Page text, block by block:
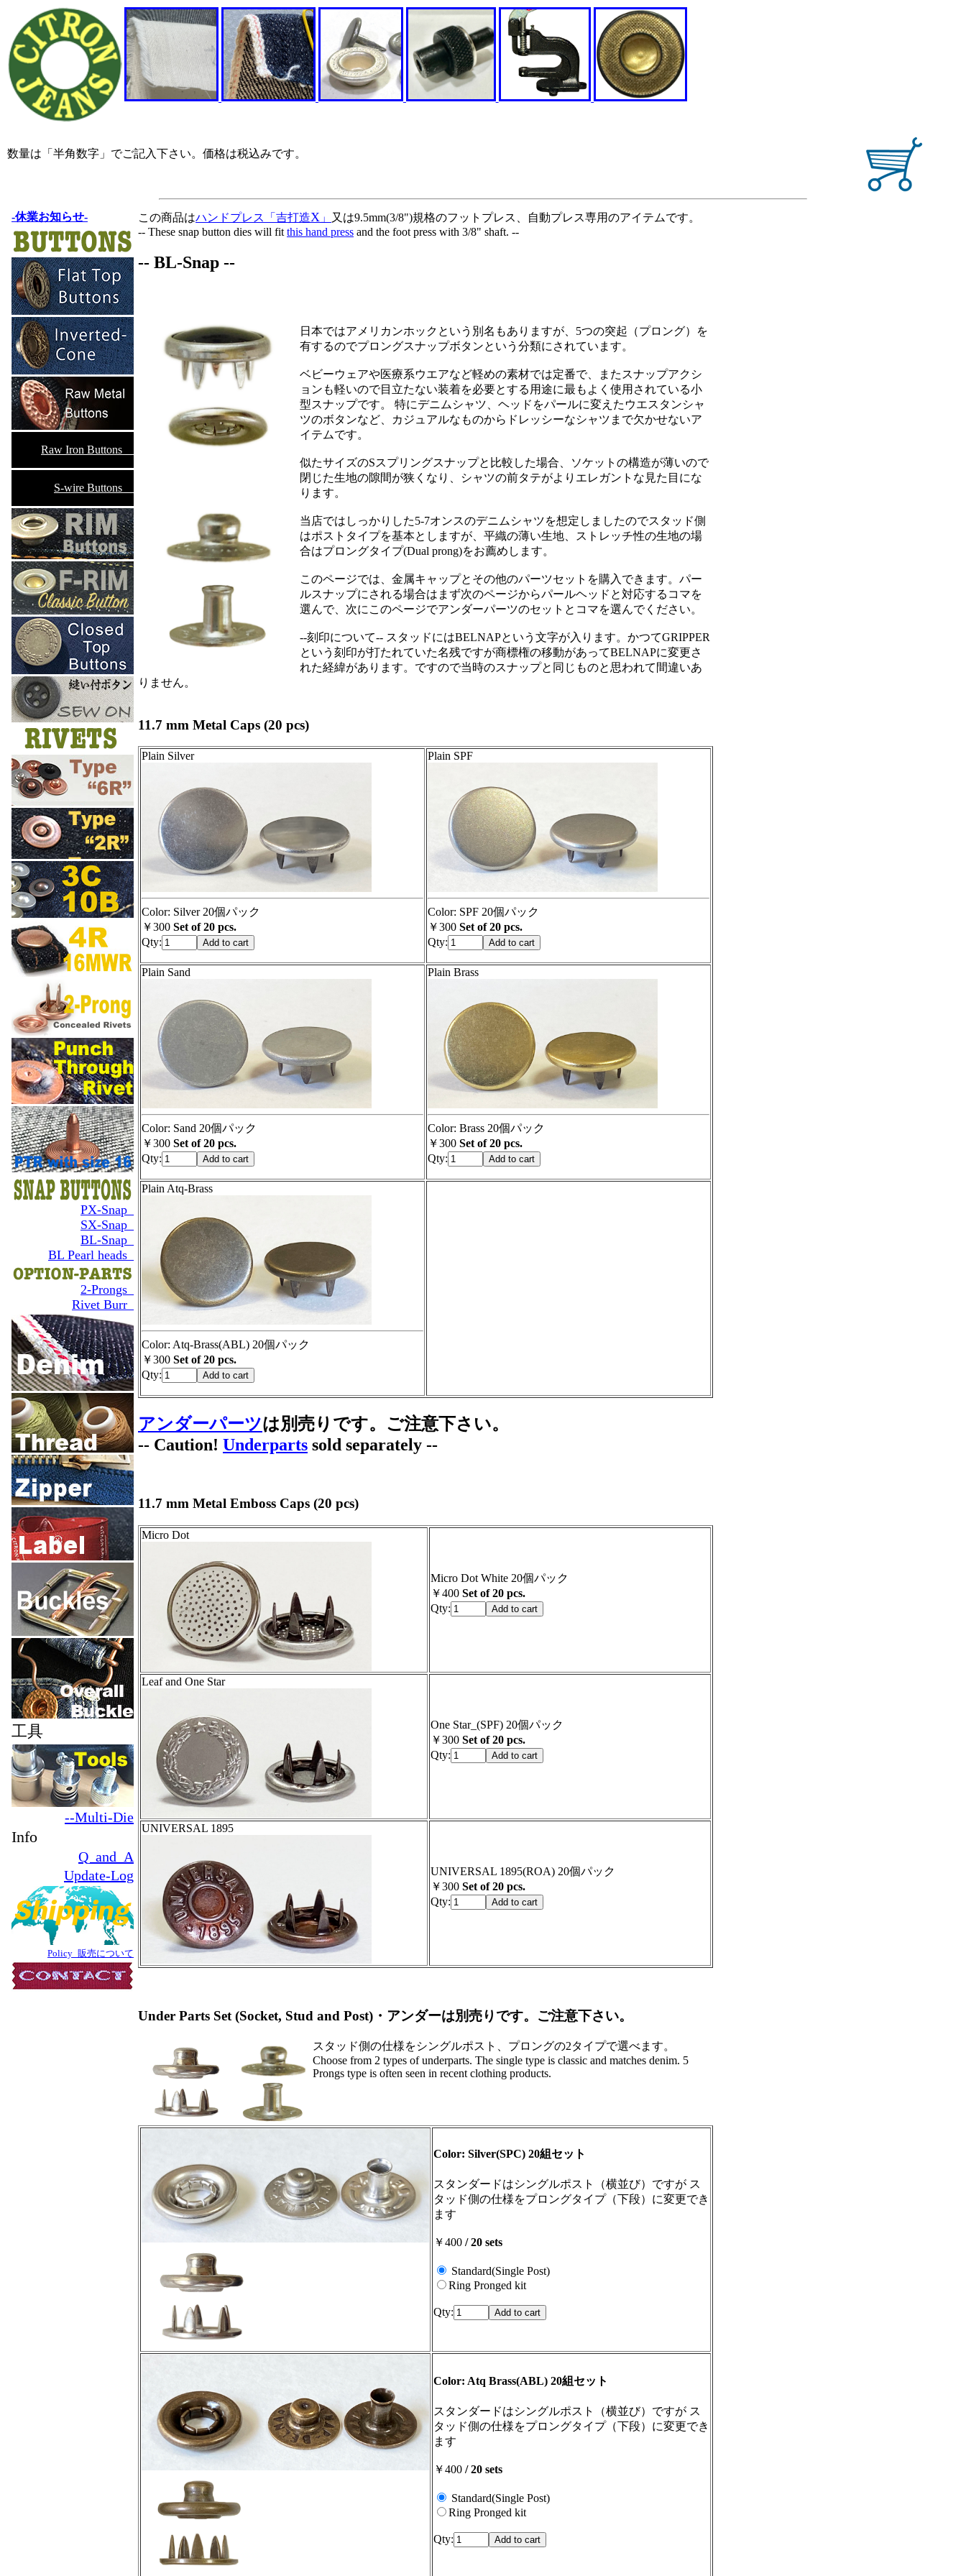
数量は「半角数字」でご記入下さい。価格は税込みです。
-休業お知らせ-
Raw Iron Buttons__
S-wire Buttons__
PX-Snap_
SX-Snap_
BL-Snap_
BL Pearl heads_
2-Prongs_
Rivet Burr_
工具
--Multi-Die
Info
Q_and_A
Update-Log
Policy_販売について
この商品はハンドプレス「吉打造X 」
又は9.5mm(3/8")規格のフットプレス、自動プレス専用のアイテムです。
-- These snap button dies will fit this hand press and the foot press with 3/8" shaft. --
-- BL-Snap --
日本ではアメリカンホックという別名もありますが、5つの突起（プロング）を
有するのでプロングスナップボタンという分類にされています。
ベビーウェアや医療系ウエアなど軽めの素材では定番で、またスナップアクシ
ョンも軽いので目立たない装着を必要とする用途に最もよく使用されている小
型スナップです。 特にデニムシャツ、ヘッドをパールに変えたウエスタンシャ
ツのボタンなど、カジュアルなものからドレッシーなシャツまで欠かせないア
イテムです。
似たサイズのSスプリングスナップと比較した場合、ソケットの構造が薄いので
閉じた生地の隙間が狭くなり、シャツの前タテがよりエレガントな見た目にな
ります。
当店ではしっかりした5-7オンスのデニムシャツを想定しましたのでスタッド側
はポストタイプを基本としますが、平織の薄い生地、ストレッチ性の生地の場
合はプロングタイプ(Dual prong)をお薦めします。
このページでは、金属キャップとその他のパーツセットを購入できます。パー
ルスナップにされる場合はまず次のページからパールヘッドと対応するコマを
選んで、次にこのページでアンダーパーツのセットとコマを選んでください。
--刻印について-- スタッドにはBELNAPという文字が入ります。かつてGRIPPER
という刻印が打たれていた名残ですが商標権の移動があってBELNAPに変更さ
れた経緯があります。ですので当時のスナップと同じものと思われて間違いあ
りません。
11.7 mm Metal Caps (20 pcs)
Plain Silver
Color: Silver 20個パック
￥300 Set of 20 pcs.
Qty:
Plain SPF
Color: SPF 20個パック
￥300 Set of 20 pcs.
Qty:
Plain Sand
Color: Sand 20個パック
￥300 Set of 20 pcs.
Qty:
Plain Brass
Color: Brass 20個パック
￥300 Set of 20 pcs.
Qty:
Plain Atq-Brass
Color: Atq-Brass(ABL) 20個パック
￥300 Set of 20 pcs.
Qty:
アンダーパーツは別売りです。ご注意下さい。
-- Caution! Underparts sold separately --
11.7 mm Metal Emboss Caps (20 pcs)
Micro Dot
Micro Dot White 20個パック
￥400 Set of 20 pcs.
Qty:
Leaf and One Star
One Star_(SPF) 20個パック
￥300 Set of 20 pcs.
Qty:
UNIVERSAL 1895
UNIVERSAL 1895(ROA) 20個パック
￥300 Set of 20 pcs.
Qty:
Under Parts Set (Socket, Stud and Post)・アンダーは別売りです。ご注意下さい。
スタッド側の仕様をシングルポスト、プロングの2タイプで選べます。
Choose from 2 types of underparts. The single type is classic and matches denim. 5
Prongs type is often seen in recent clothing products.
Color: Silver(SPC) 20組セット
スタンダードはシングルポスト（横並び）ですが ス
タッド側の仕様をプロングタイプ（下段）に変更でき
ます
￥400 / 20 sets
Standard(Single Post)
Ring Pronged kit
Qty:
Color: Atq Brass(ABL) 20組セット
スタンダードはシングルポスト（横並び）ですが ス
タッド側の仕様をプロングタイプ（下段）に変更でき
ます
￥400 / 20 sets
Standard(Single Post)
Ring Pronged kit
Qty: